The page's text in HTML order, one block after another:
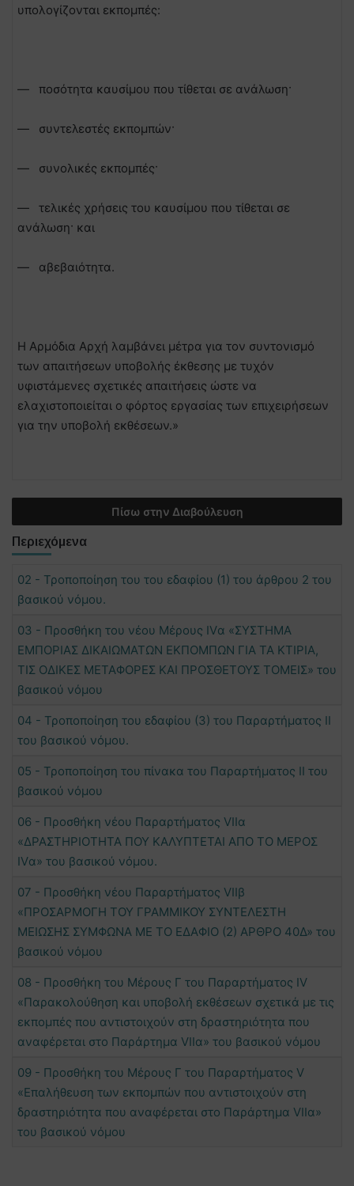
υπολογίζονται εκπομπές:
— ποσότητα καυσίμου που τίθεται σε ανάλωση·
— συντελεστές εκπομπών·
— συνολικές εκπομπές·
— τελικές χρήσεις του καυσίμου που τίθεται σε
ανάλωση· και
— αβεβαιότητα.
Η Αρμόδια Αρχή λαμβάνει μέτρα για τον συντονισμό
των απαιτήσεων υποβολής έκθεσης με τυχόν
υφιστάμενες σχετικές απαιτήσεις ώστε να
ελαχιστοποιείται ο φόρτος εργασίας των επιχειρήσεων
για την υποβολή εκθέσεων.»
Πίσω στην Διαβούλευση
Περιεχόμενα
02 - Τροποποίηση του του εδαφίου (1) του άρθρου 2 του
βασικού νόμου.
03 - Προσθήκη του νέου Μέρους IVα «ΣΥΣΤΗΜΑ
ΕΜΠΟΡΙΑΣ ΔΙΚΑΙΩΜΑΤΩΝ ΕΚΠΟΜΠΩΝ ΓΙΑ ΤΑ ΚΤΙΡΙΑ,
ΤΙΣ ΟΔΙΚΕΣ ΜΕΤΑΦΟΡΕΣ ΚΑΙ ΠΡΟΣΘΕΤΟΥΣ ΤΟΜΕΙΣ» του
βασικού νόμου
04 - Τροποποίηση του εδαφίου (3) του Παραρτήματος II
του βασικού νόμου.
05 - Τροποποίηση του πίνακα του Παραρτήματος II του
βασικού νόμου
06 - Προσθήκη νέου Παραρτήματος VIΙα
«ΔΡΑΣΤΗΡΙΟΤΗΤΑ ΠΟΥ ΚΑΛΥΠΤΕΤΑΙ ΑΠΟ ΤΟ ΜΕΡΟΣ
IVα» του βασικού νόμου.
07 - Προσθήκη νέου Παραρτήματος VIΙβ
«ΠΡΟΣΑΡΜΟΓΗ ΤΟΥ ΓΡΑΜΜΙΚΟΥ ΣΥΝΤΕΛΕΣΤΗ
ΜΕΙΩΣΗΣ ΣΥΜΦΩΝΑ ΜΕ ΤΟ ΕΔΑΦΙΟ (2) ΑΡΘΡΟ 40Δ» του
βασικού νόμου
08 - Προσθήκη του Μέρους Γ του Παραρτήματος ΙV
«Παρακολούθηση και υποβολή εκθέσεων σχετικά με τις
εκπομπές που αντιστοιχούν στη δραστηριότητα που
αναφέρεται στο Παράρτημα VIΙα» του βασικού νόμου
09 - Προσθήκη του Μέρους Γ του Παραρτήματος V
«Επαλήθευση των εκπομπών που αντιστοιχούν στη
δραστηριότητα που αναφέρεται στο Παράρτημα VIΙα»
του βασικού νόμου